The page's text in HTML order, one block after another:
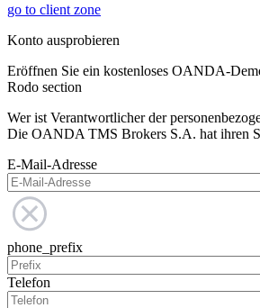
go to client zone
Konto ausprobieren
Eröffnen Sie ein kostenloses OANDA-
Rodo section
Wer ist Verantwortlicher der
Die OANDA TMS Brokers S.A. hat ihren
E-Mail-Adresse
phone_prefix
Telefon